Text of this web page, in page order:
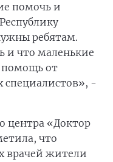
помочь и
ребятам.
и что маленькие
помощь от
-
центра «Доктор
что
врачей жители